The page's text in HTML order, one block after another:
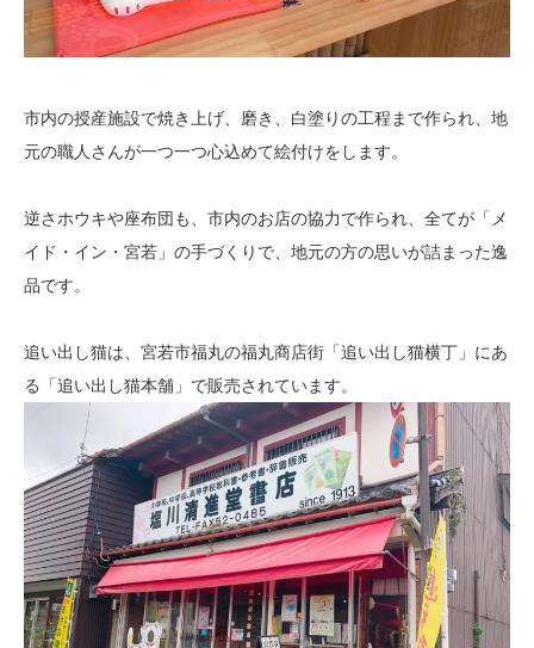
市内の授産施設で焼き上げ、磨き、白塗りの工程まで作られ、地
元の職人さんが一つ一つ心込めて絵付けをします。
逆さホウキや座布団も、市内のお店の協力で作られ、全てが「メ
イド・イン・宮若」の手づくりで、地元の方の思いが詰まった逸
品です。
追い出し猫は、宮若市福丸の福丸商店街「追い出し猫横丁」にあ
る「追い出し猫本舗」で販売されています。